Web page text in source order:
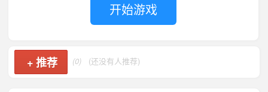
开始游戏
+推荐 (0) (还没有人推荐)